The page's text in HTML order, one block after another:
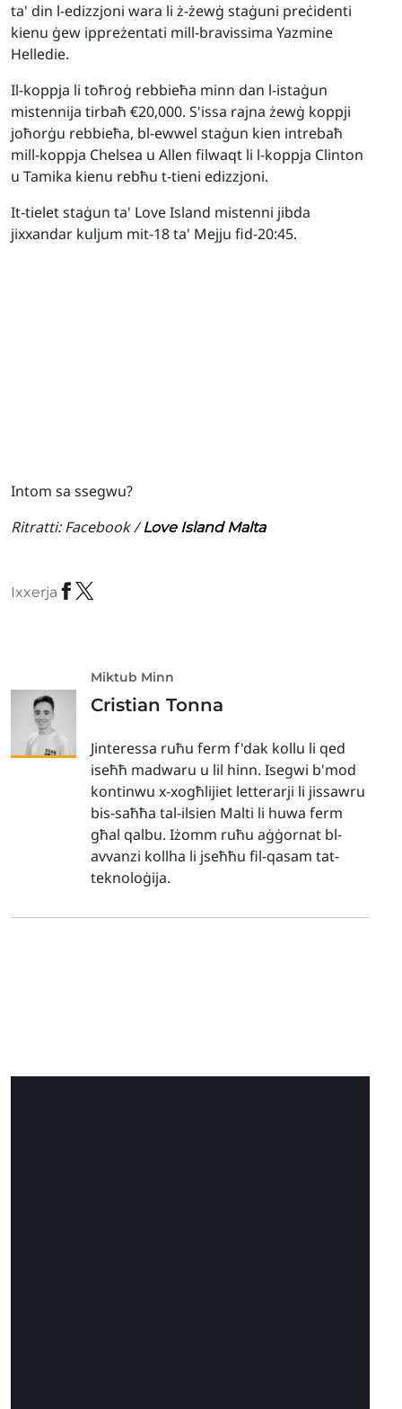
ta' din l-edizzjoni wara li ż-żewġ staġuni preċidenti
kienu ġew ippreżentati mill-bravissima Yazmine
Helledie.
Il-koppja li toħroġ rebbieħa minn dan l-istaġun
mistennija tirbaħ €20,000. S'issa rajna żewġ koppji
joħorġu rebbieħa, bl-ewwel staġun kien intrebaħ
mill-koppja Chelsea u Allen filwaqt li l-koppja Clinton
u Tamika kienu rebħu t-tieni edizzjoni.
It-tielet staġun ta' Love Island mistenni jibda
jixxandar kuljum mit-18 ta' Mejju fid-20:45.
Intom sa ssegwu?
Ritratti: Facebook /Love Island Malta
Ixxerja
Miktub Minn
Cristian Tonna
Jinteressa ruħu ferm f'dak kollu li qed
iseħħ madwaru u lil hinn. Isegwi b'mod
kontinwu x-xogħlijiet letterarji li jissawru
bis-saħħa tal-ilsien Malti li huwa ferm
għal qalbu. Iżomm ruħu aġġornat bl-
avvanzi kollha li jseħħu fil-qasam tat-
teknoloġija.